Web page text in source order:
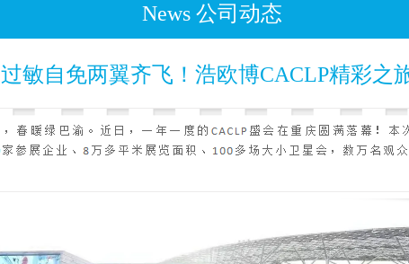
News 公司动态
过敏自免两翼齐飞！浩欧博CACLP精彩之